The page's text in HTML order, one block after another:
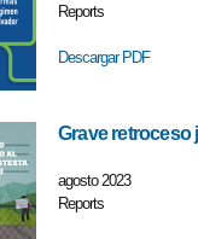
Reports
Descargar PDF
Grave retroceso
agosto 2023
Reports